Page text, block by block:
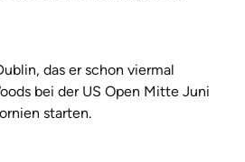
das er schon viermal
bei der US Open Mitte Juni
starten.